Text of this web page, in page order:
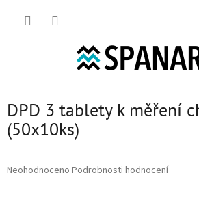
DPD 3 tablety k měření
(50x10ks)
Průměrné hodnocení produktu je 0,0 z 5
Neohodnoceno Podrobnosti hodnocení